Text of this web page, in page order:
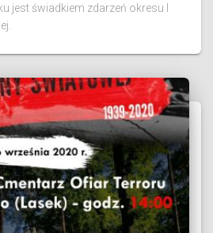
jest świadkiem zdarzeń okresu I